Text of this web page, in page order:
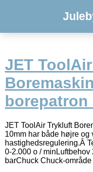
JET
borepatron
JET ToolAir Trykluft
10mm har både højre og
hastighedsregulering.Â
0-2.000 o / minLuftbehov
barChuck Chuck-